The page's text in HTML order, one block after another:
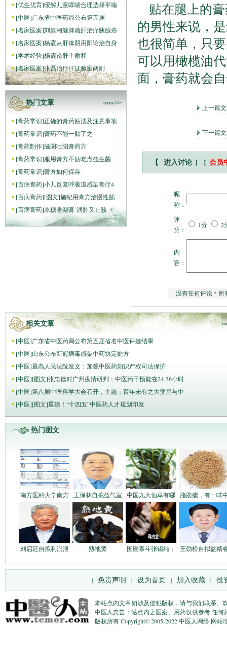
[优生优育]缓解儿童哮喘合理选择平喘
[中医]广东省中医药局公布第五届
[名家医案]刘嘉湘健脾疏肝治疗胰腺癌
[名家医案]杨震从肝体阴用阳论治自身
[学术经验]杨震论肝主敷和
[名家医案]张磊治疗汗证验案两则
热门文章 more>>
[膏药常识]正确的膏药贴法及注意事项
[膏药常识]膏药不能一贴了之
[膏药制作]滋阴壮阳膏药方
[膏药常识]服用膏方不妨吃点益生菌
[膏药常识]膏方如何保存
[百病膏药]小儿反复呼吸道感染膏疗4
[百病膏药][图文]施杞用膏方治慢性筋
[百病膏药]冰糖雪梨膏 润肺又止咳
贴在腿上的
的男性来说，
也很简单，只
可以用橄榄油
面，膏药就会
上一篇
下一篇
【 进入讨论 】【 会员
昵
称：
评
分：
1分 2
内
容：
没有任何评论 * 所
相关文章
[中医]广东省中医药局公布第五届省名中医评选结果
[中医]山东公布新冠病毒感染中药协定处方
[中医]最高人民法院发文：加强中医药知识产权司法保护
[中医][图文]张忠德对广州疫情研判：中医药干预能在24-36小时
[中医]第八届中医科学大会召开，主题：百年未有之大变局与中
[中医][图文]重磅！“十四五”中医药人才规划印发
热门图文
南方医科大学南方 王保林自拟益气宣 中国九大仙草有哪 脂肪瘤，有一味
刘启廷自拟利湿泄 熟地黄 国医泰斗张锡纯： 王劲松自拟益精
| 免责声明 | 设为首页 | 加入收藏 | 投
本站点内文章如涉及侵犯版权，请与我们联系。
中医人忠告：站点内之医案、用药仅供参考,任
版权所有 Copyright© 2005-2022 中医人网络 网站